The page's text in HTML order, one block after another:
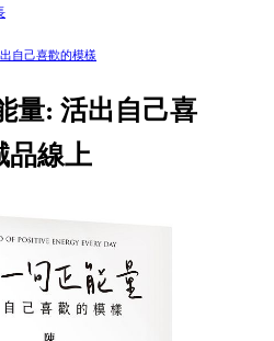
自己喜歡的模樣
量: 活出自己喜
品線上